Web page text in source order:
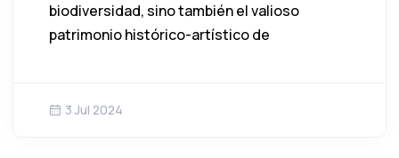
biodiversidad, sino también el valioso
patrimonio histórico-artístico de
3 Jul 2024